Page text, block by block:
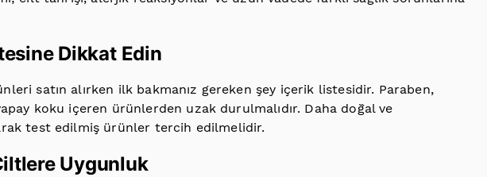
Dikkat Edin
satın alırken ilk bakmanız gereken şey içerik listesidir. Paraben,
koku içeren ürünlerden uzak durulmalıdır. Daha doğal ve
test edilmiş ürünler tercih edilmelidir.
Uygunluk